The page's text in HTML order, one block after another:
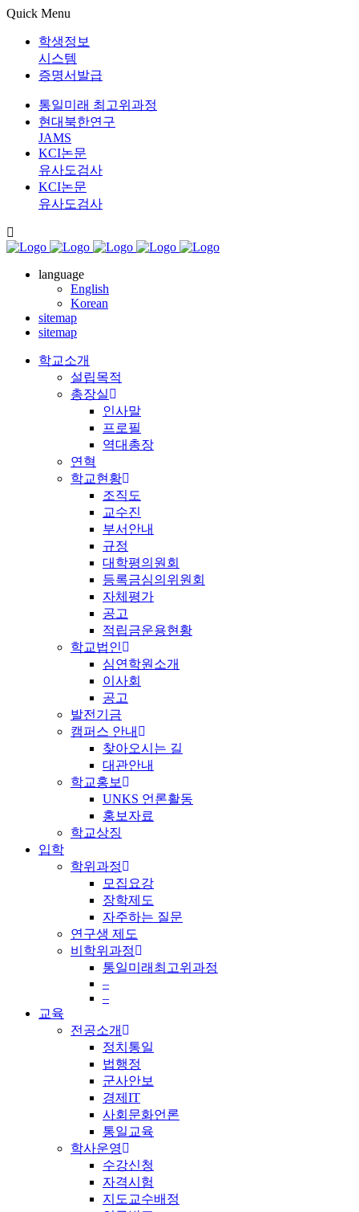
Quick Menu
학생정보
시스템
증명서발급
통일미래 최고위과정
현대북한연구
JAMS
KCI논문
유사도검사
KCI논문
유사도검사
language
English
Korean
sitemap
sitemap
학교소개
설립목적
총장실
인사말
프로필
역대총장
연혁
학교현황
조직도
교수진
부서안내
규정
대학평의원회
등록금심의위원회
자체평가
공고
적립금운용현황
학교법인
심연학원소개
이사회
공고
발전기금
캠퍼스 안내
찾아오시는 길
대관안내
학교홍보
UNKS 언론활동
홍보자료
학교상징
입학
학위과정
모집요강
장학제도
자주하는 질문
연구생 제도
비학위과정
통일미래최고위과정
–
–
교육
전공소개
정치통일
법행정
군사안보
경제IT
사회문화언론
통일교육
학사운영
수강신청
자격시험
지도교수배정